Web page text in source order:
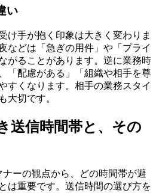
い
け手が抱く印象は大きく変わりま
などは「急ぎの用件」や「プライ
がることがあります。逆に業務時
「配慮がある」「組織や相手を尊
すくなります。相手の業務スタイ
大切です。
送信時間帯と、その
ーの観点から、どの時間帯が避
は重要です。送信時間の選び方を